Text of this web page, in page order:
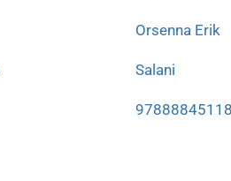
Orsenna Erik
Salani